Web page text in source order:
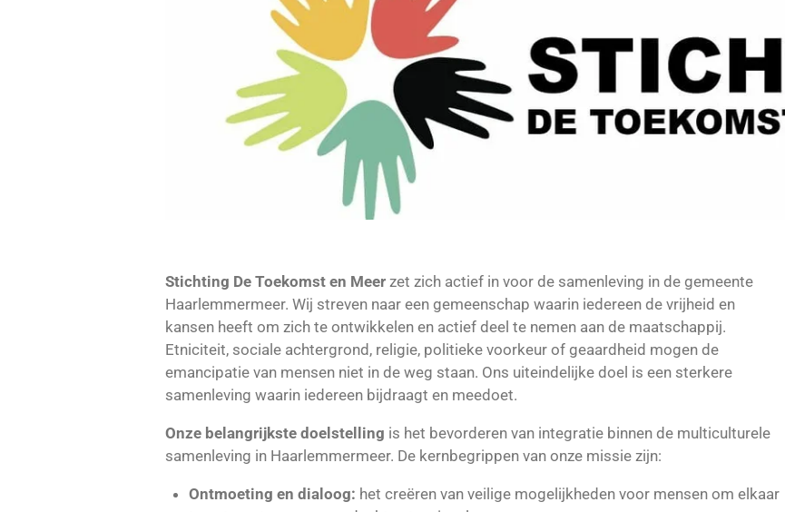
Stichting De Toekomst en Meer zet zich actief in voor de samenleving in de gemeente
Haarlemmermeer. Wij streven naar een gemeenschap waarin iedereen de vrijheid en
kansen heeft om zich te ontwikkelen en actief deel te nemen aan de maatschappij.
Etniciteit, sociale achtergrond, religie, politieke voorkeur of geaardheid mogen de
emancipatie van mensen niet in de weg staan. Ons uiteindelijke doel is een sterkere
samenleving waarin iedereen bijdraagt en meedoet.
Onze belangrijkste doelstelling is het bevorderen van integratie binnen de multiculturele
samenleving in Haarlemmermeer. De kernbegrippen van onze missie zijn:
Ontmoeting en dialoog: het creëren van veilige mogelijkheden voor mensen om elkaar